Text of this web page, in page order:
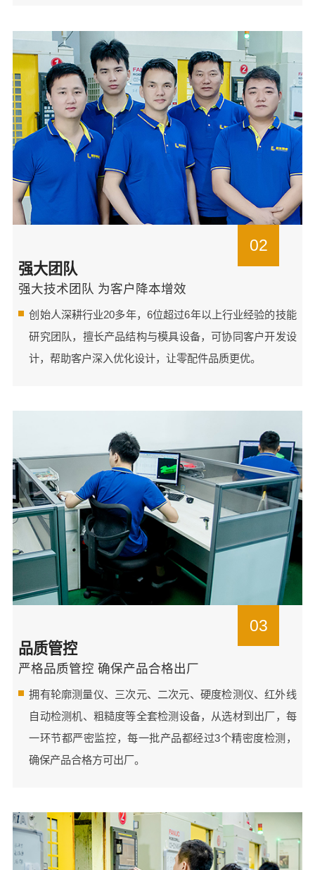
02
强大团队
强大技术团队 为客户降本增效
创始人深耕行业20多年，6位超过6年以上行业经验的技能
研究团队，擅长产品结构与模具设备，可协同客户开发设
计，帮助客户深入优化设计，让零配件品质更优。
03
品质管控
严格品质管控 确保产品合格出厂
拥有轮廓测量仪、三次元、二次元、硬度检测仪、红外线
自动检测机、粗糙度等全套检测设备，从选材到出厂，每
一环节都严密监控，每一批产品都经过3个精密度检测，
确保产品合格方可出厂。